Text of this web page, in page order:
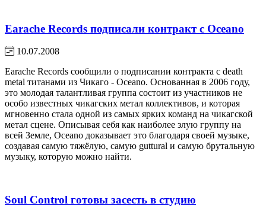
Earache Records подписали контракт с Oceano
10.07.2008
Earache Records сообщили о подписании контракта с death
metal титанами из Чикаго - Oceano. Основанная в 2006 году,
это молодая талантливая группа состоит из участников не
особо известных чикагских метал коллективов, и которая
мгновенно стала одной из самых ярких команд на чикагской
метал сцене. Описывая себя как наиболее злую группу на
всей Земле, Oceano доказывает это благодаря своей музыке,
создавая самую тяжёлую, самую guttural и самую брутальную
музыку, которую можно найти.
Soul Control готовы засесть в студию